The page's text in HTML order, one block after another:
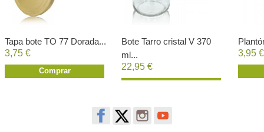
Tapa bote TO 77 Dorada...
3,75 €
Comprar
Bote Tarro cristal V 370
ml...
22,95 €
3,95 €